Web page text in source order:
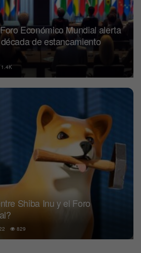
Económico Mundial alerta
de estancamiento
1.4K
Shiba Inu y el Foro
829